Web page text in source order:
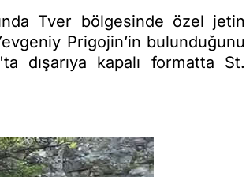
Tver bölgesinde özel jetin
Prigojin’in bulunduğunu
dışarıya kapalı formatta St.